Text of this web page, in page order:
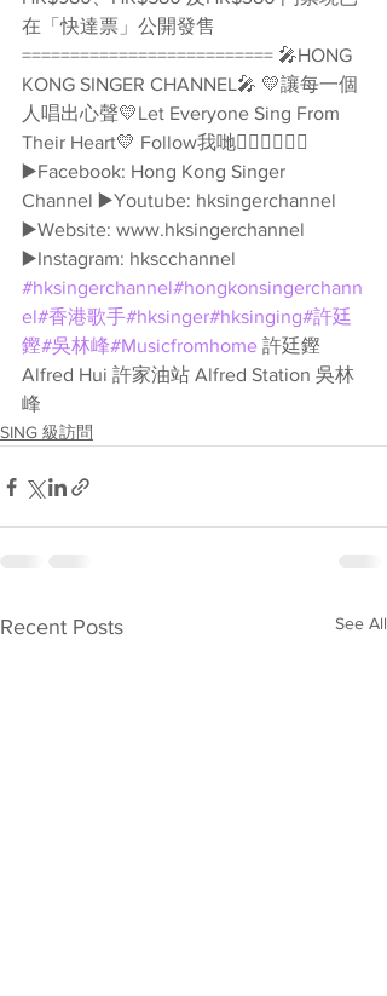
在「快達票」公開發售
========================== 🎤HONG
KONG SINGER CHANNEL🎤 💛讓每一個
人唱出心聲💛Let Everyone Sing From
Their Heart💛 Follow我哋👇🏻👇🏻🥰🥰
▶️Facebook: Hong Kong Singer
Channel ▶️Youtube: hksingerchannel
▶️Website: www.hksingerchannel
▶️Instagram: hkscchannel
#hksingerchannel#hongkonsingerchann
el#香港歌手#hksinger#hksinging#許廷
鏗#吳林峰#Musicfromhome 許廷鏗
Alfred Hui 許家油站 Alfred Station 吳林
峰
SING 級訪問
Recent Posts See All